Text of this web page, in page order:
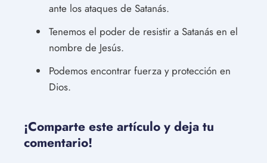
ante los ataques de Satanás.
Tenemos el poder de resistir a Satanás en el
nombre de Jesús.
Podemos encontrar fuerza y protección en
Dios.
¡Comparte este artículo y deja tu
comentario!